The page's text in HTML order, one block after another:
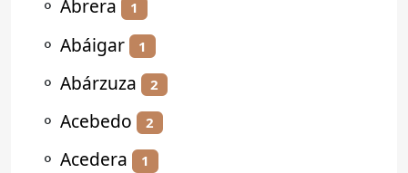
⚬ Abrera 1
⚬ Abáigar 1
⚬ Abárzuza 2
⚬ Acebedo 2
⚬ Acedera 1